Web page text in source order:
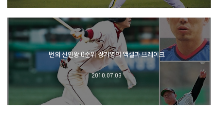
번외 신인왕 0순위 장기영의 액셀과 브레이크
2010.07.03